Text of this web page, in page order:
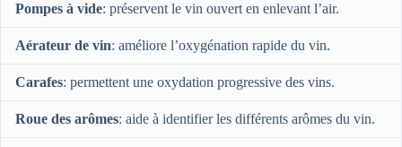
Pompes à vide: préservent le vin ouvert en enlevant l’air.
Aérateur de vin: améliore l’oxygénation rapide du vin.
Carafes: permettent une oxydation progressive des vins.
Roue des arômes: aide à identifier les différents arômes du vin.